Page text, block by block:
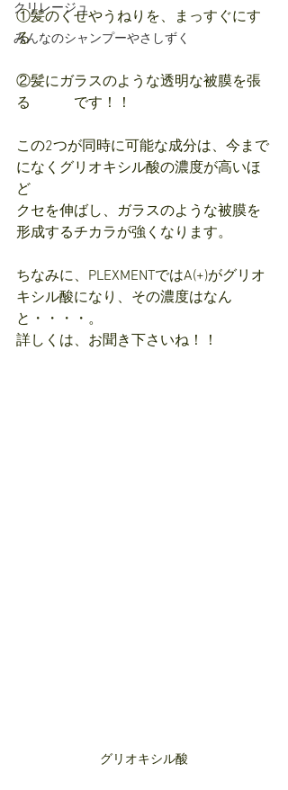
クリレージュ
みんなのシャンプーやさしずく
①髪のくせやうねりを、まっすぐにす
る
②髪にガラスのような透明な被膜を張
る　　　です！！
この2つが同時に可能な成分は、今まで
になくグリオキシル酸の濃度が高いほ
ど
クセを伸ばし、ガラスのような被膜を
形成するチカラが強くなります。
ちなみに、PLEXMENTではA(+)がグリオ
キシル酸になり、その濃度はなん
と・・・・。
詳しくは、お聞き下さいね！！
グリオキシル酸